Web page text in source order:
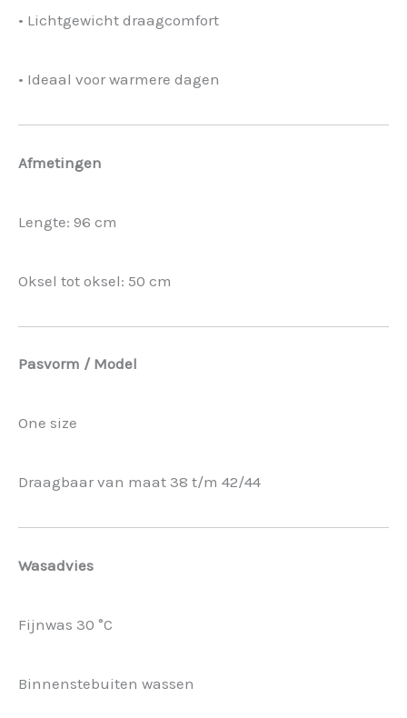
• Lichtgewicht draagcomfort
• Ideaal voor warmere dagen
Afmetingen
Lengte: 96 cm
Oksel tot oksel: 50 cm
Pasvorm / Model
One size
Draagbaar van maat 38 t/m 42/44
Wasadvies
Fijnwas 30 °C
Binnenstebuiten wassen